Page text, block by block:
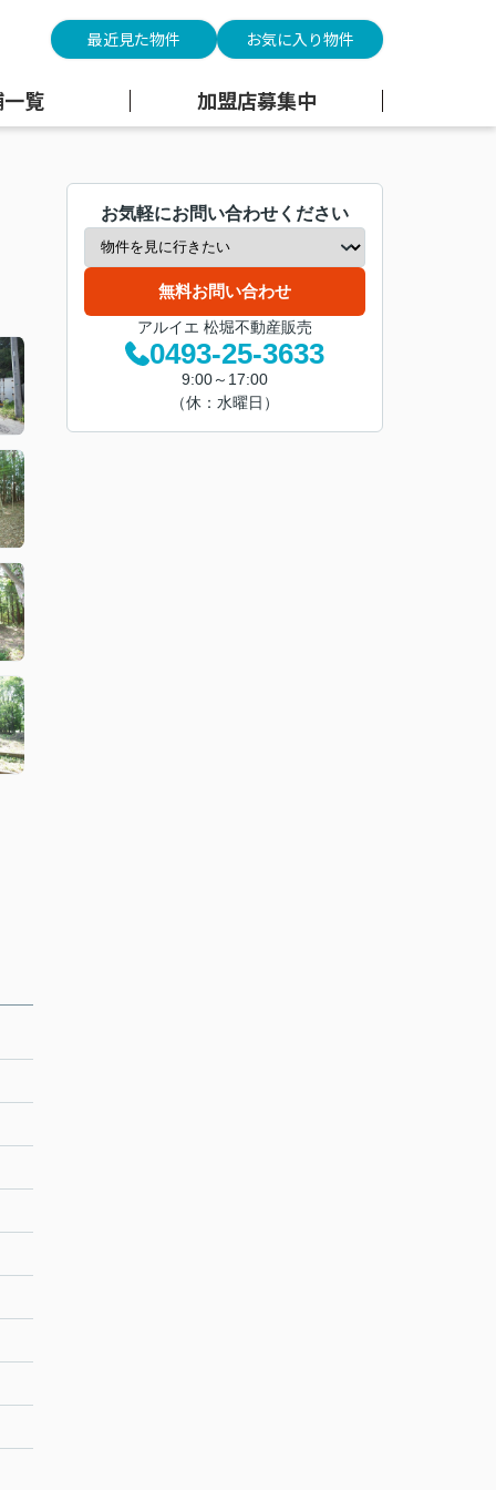
最近見た物件 お気に入り物件
覧 加盟店募集中
お気軽にお問い合わせください
無料お問い合わせ
アルイエ 松堀不動産販売
0493-25-3633
9:00～17:00
（休：水曜日）